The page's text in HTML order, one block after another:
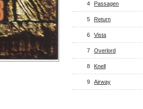
4 Passagen
5 Return
6 Vista
7 Overlord
8 Knell
9 Airway